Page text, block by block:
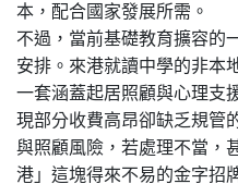
本，配合國家發展所需。
不過，當前基礎教育擴容的
安排。來港就讀中學的非本
一套涵蓋起居照顧與心理支
現部分收費高昂卻缺乏規管
與照顧風險，若處理不當，
港」這塊得來不易的金字招